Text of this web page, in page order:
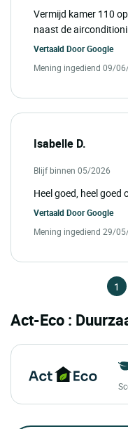
Vermijd kamer 110
naast de
Vertaald DoorGoogle
Mening ingediend 09/
Isabelle D.
Blijf binnen 05/2026
Heel goed, heel goed
Vertaald DoorGoogle
Mening ingediend 29/
1
Act-Eco :